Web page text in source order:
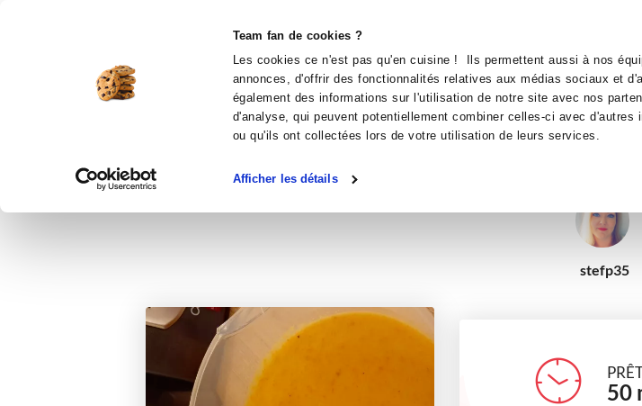
Team fan de cookies ?
Les cookies ce n'est pas qu'en cuisine ! Ils permettent aussi à nos
annonces, d'offrir des fonctionnalités relatives aux médias sociaux et
également des informations sur l'utilisation de notre site avec nos
d'analyse, qui peuvent potentiellement combiner celles-ci avec d'autres
ou qu'ils ont collectées lors de votre utilisation de leurs services.
Afficher les détails
RECETTES LE MAG
Velouté de
entrées
stefp35
50